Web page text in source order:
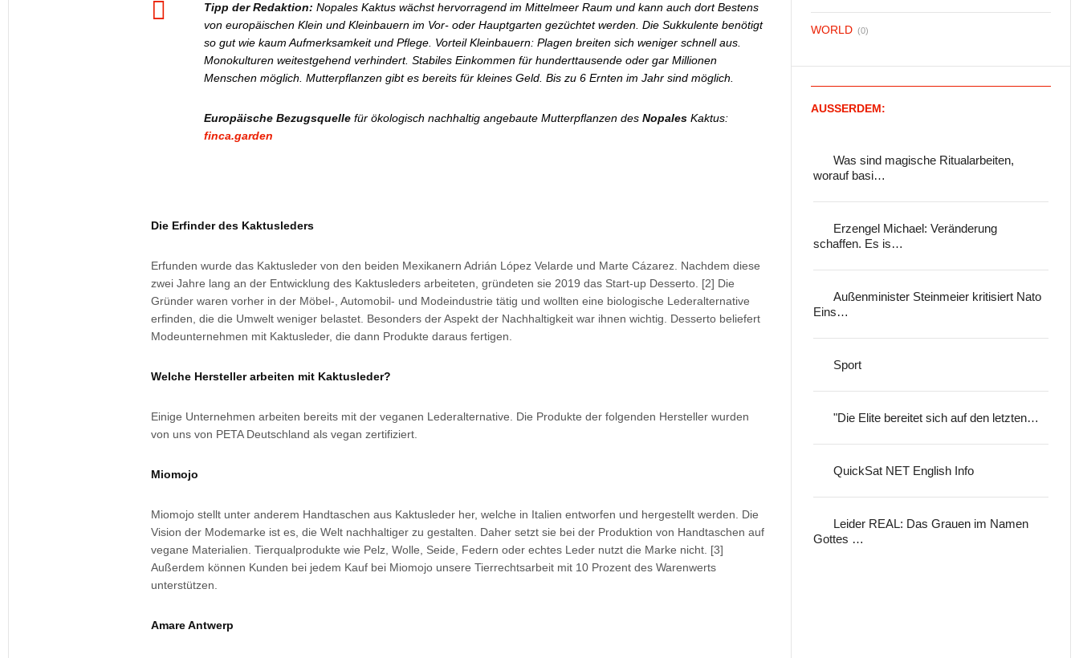
Tipp der Redaktion: Nopales Kaktus wächst hervorragend im Mittelmeer Raum und kann auch dort Bestens
von europäischen Klein und Kleinbauern im Vor- oder Hauptgarten gezüchtet werden. Die Sukkulente benötigt
so gut wie kaum Aufmerksamkeit und Pflege. Vorteil Kleinbauern: Plagen breiten sich weniger schnell aus.
Monokulturen weitestgehend verhindert. Stabiles Einkommen für hunderttausende oder gar Millionen
Menschen möglich. Mutterpflanzen gibt es bereits für kleines Geld. Bis zu 6 Ernten im Jahr sind möglich.
Europäische Bezugsquelle für ökologisch nachhaltig angebaute Mutterpflanzen des Nopales Kaktus:
finca.garden
Die Erfinder des Kaktusleders
Erfunden wurde das Kaktusleder von den beiden Mexikanern Adrián López Velarde und Marte Cázarez. Nachdem diese
zwei Jahre lang an der Entwicklung des Kaktusleders arbeiteten, gründeten sie 2019 das Start-up Desserto. [2] Die
Gründer waren vorher in der Möbel-, Automobil- und Modeindustrie tätig und wollten eine biologische Lederalternative
erfinden, die die Umwelt weniger belastet. Besonders der Aspekt der Nachhaltigkeit war ihnen wichtig. Desserto beliefert
Modeunternehmen mit Kaktusleder, die dann Produkte daraus fertigen.
Welche Hersteller arbeiten mit Kaktusleder?
Einige Unternehmen arbeiten bereits mit der veganen Lederalternative. Die Produkte der folgenden Hersteller wurden
von uns von PETA Deutschland als vegan zertifiziert.
Miomojo
Miomojo stellt unter anderem Handtaschen aus Kaktusleder her, welche in Italien entworfen und hergestellt werden. Die
Vision der Modemarke ist es, die Welt nachhaltiger zu gestalten. Daher setzt sie bei der Produktion von Handtaschen auf
vegane Materialien. Tierqualprodukte wie Pelz, Wolle, Seide, Federn oder echtes Leder nutzt die Marke nicht. [3]
Außerdem können Kunden bei jedem Kauf bei Miomojo unsere Tierrechtsarbeit mit 10 Prozent des Warenwerts
unterstützen.
Amare Antwerp
WORLD (0)
AUSSERDEM:
Was sind magische Ritualarbeiten,
worauf basi…
Erzengel Michael: Veränderung
schaffen. Es is…
Außenminister Steinmeier kritisiert Nato
Eins…
Sport
"Die Elite bereitet sich auf den letzten…
QuickSat NET English Info
Leider REAL: Das Grauen im Namen
Gottes …